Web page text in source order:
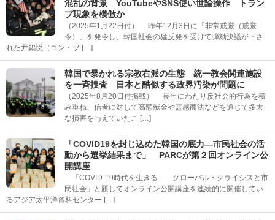
混乱の背景 YouTubeやSNS使い世論操作 トラン
プ現象を模倣か
（2025年1月22日付） 昨年12月3日に「非常戒厳（戒厳
令）」を発令し、韓国社会の猛反発を受けて弾劾決議が下さ
れた尹錫悦（ユン・ソ […]
韓国で暴かれる宗教右派の生態 統一教会関連施設
を一斉捜査 日本と酷似する政界汚染が問題に
（2025年8月20日付掲載） 長年にわたり反社会的行為を積
み重ね、信者に対して高額献金や霊感商法などを通じて多大
な損害を与えていたこ […]
「COVID19を封じ込めた韓国の底力―市民社会の活
動から選挙結果まで」 PARCが第２回オンライン公
開講座
「COVID-19時代を生きる――グローバル・クライシスと市
民社会」と題してオンライン公開講座を連続的に開催してい
るアジア太平洋資料センター […]